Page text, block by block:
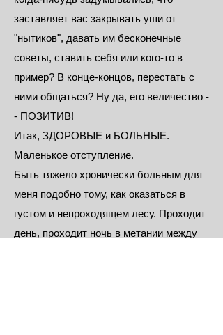
заставляет вас закрывать уши от
"нытиков", давать им бесконечные
советы, ставить себя или кого-то в
пример? В конце-концов, перестать с
ними общаться? Ну да, его величество -
- ПОЗИТИВ!
Итак, ЗДОРОВЫЕ и БОЛЬНЫЕ.
Маленькое отступление.
Быть тяжело хронически больным для
меня подобно тому, как оказаться в
густом и непроходящем лесу. Проходит
день, проходит ночь в метании между